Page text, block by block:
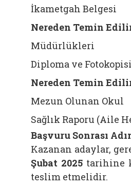
İkametgah Belgesi
Nereden Temin
Müdürlükleri
Diploma ve Fotokopisi
Nereden Temin
Mezun Olunan Okul
Sağlık Raporu (Aile
Başvuru Sonrası
Kazanan adaylar,
Şubat 2025 tarihine
teslim etmelidir.